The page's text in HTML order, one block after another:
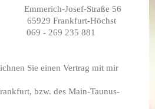
Josef-Straße 56
Höchst
- 269 235 881
Sie einen Vertrag mit mir
bzw. des Main-Taunus-